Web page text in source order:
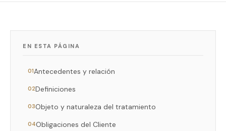
EN ESTA PÁGINA
01Antecedentes y relación
02Definiciones
03Objeto y naturaleza del tratamiento
04Obligaciones del Cliente